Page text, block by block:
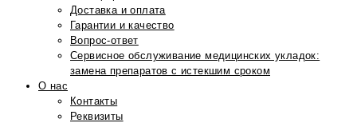
Доставка и оплата
Гарантии и качество
Вопрос-ответ
Сервисное обслуживание медицинских укладок:
замена препаратов с истекшим сроком
О нас
Контакты
Реквизиты